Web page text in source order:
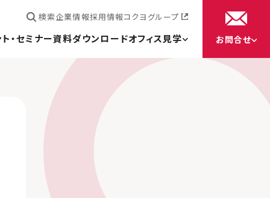
・セミナー資料ダウンロードオフィス見学
検索企業情報採用情報コクヨグループ
お問合せ